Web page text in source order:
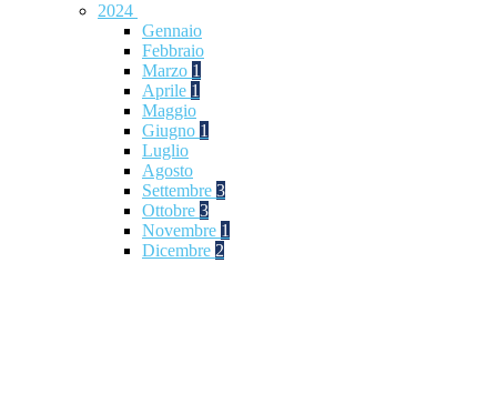
2024
Gennaio
Febbraio
Marzo 1
Aprile 1
Maggio
Giugno 1
Luglio
Agosto
Settembre 3
Ottobre 3
Novembre 1
Dicembre 2